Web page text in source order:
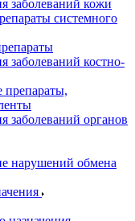
заболеваний кожи
системного
заболеваний костно-
препараты,
заболеваний органов
нарушений обмена